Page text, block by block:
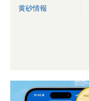
黄砂情報